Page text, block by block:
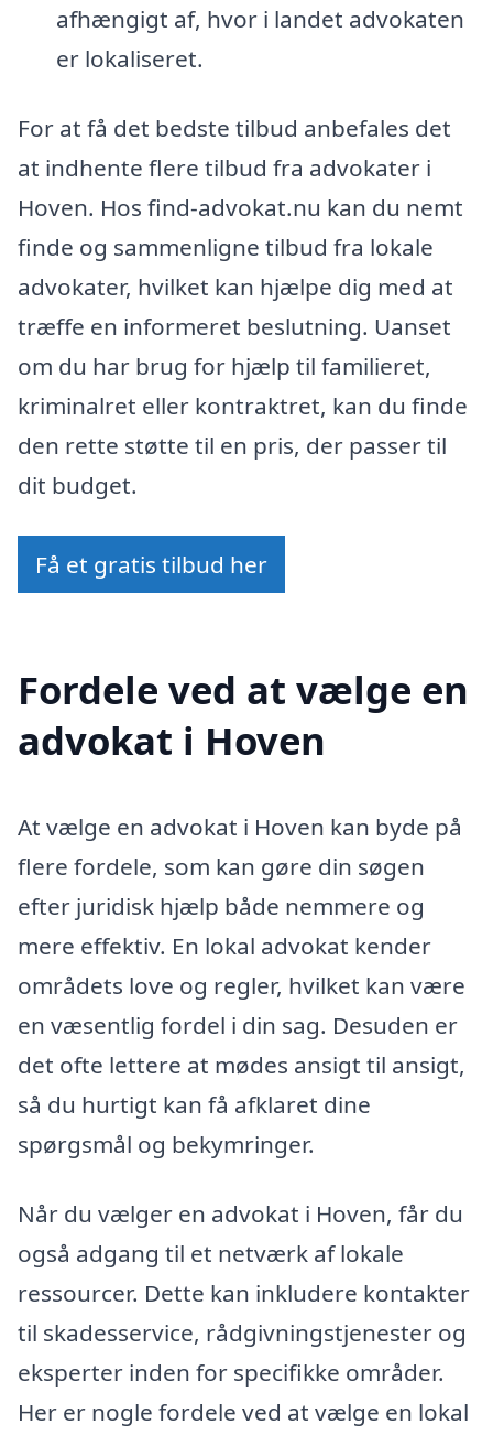
afhængigt af, hvor i landet advokaten
er lokaliseret.
For at få det bedste tilbud anbefales det
at indhente flere tilbud fra advokater i
Hoven. Hos find-advokat.nu kan du nemt
finde og sammenligne tilbud fra lokale
advokater, hvilket kan hjælpe dig med at
træffe en informeret beslutning. Uanset
om du har brug for hjælp til familieret,
kriminalret eller kontraktret, kan du finde
den rette støtte til en pris, der passer til
dit budget.
Få et gratis tilbud her
Fordele ved at vælge en
advokat i Hoven
At vælge en advokat i Hoven kan byde på
flere fordele, som kan gøre din søgen
efter juridisk hjælp både nemmere og
mere effektiv. En lokal advokat kender
områdets love og regler, hvilket kan være
en væsentlig fordel i din sag. Desuden er
det ofte lettere at mødes ansigt til ansigt,
så du hurtigt kan få afklaret dine
spørgsmål og bekymringer.
Når du vælger en advokat i Hoven, får du
også adgang til et netværk af lokale
ressourcer. Dette kan inkludere kontakter
til skadesservice, rådgivningstjenester og
eksperter inden for specifikke områder.
Her er nogle fordele ved at vælge en lokal